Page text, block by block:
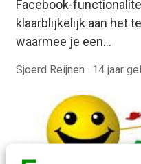
Facebook-
klaarblijkelijk aan het
waarmee je een…
Sjoerd Reijnen · 14 jaar